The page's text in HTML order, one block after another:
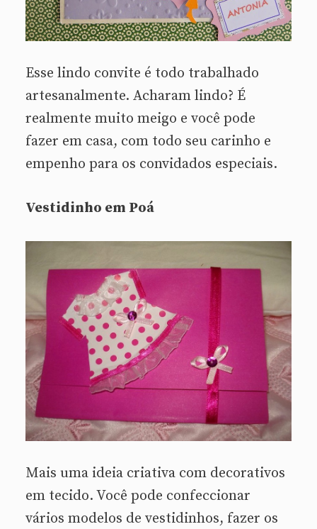
Esse lindo convite é todo trabalhado
artesanalmente. Acharam lindo? É
realmente muito meigo e você pode
fazer em casa, com todo seu carinho e
empenho para os convidados especiais.
Vestidinho em Poá
Mais uma ideia criativa com decorativos
em tecido. Você pode confeccionar
vários modelos de vestidinhos, fazer os